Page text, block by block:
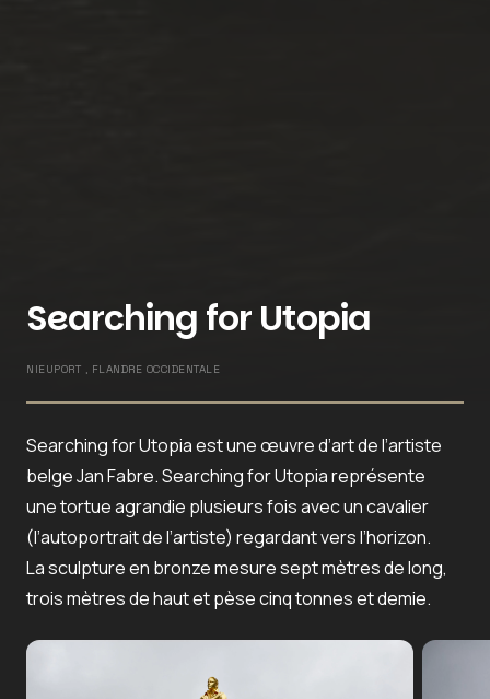
Searching for Utopia
NIEUPORT , FLANDRE OCCIDENTALE
Searching for Utopia est une œuvre d’art de l’artiste
belge Jan Fabre. Searching for Utopia représente
une tortue agrandie plusieurs fois avec un cavalier
(l’autoportrait de l’artiste) regardant vers l’horizon.
La sculpture en bronze mesure sept mètres de long,
trois mètres de haut et pèse cinq tonnes et demie.